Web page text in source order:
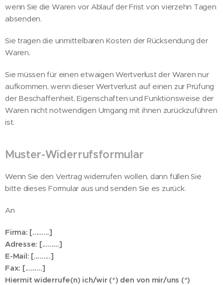
wenn Sie die Waren vor Ablauf der Frist von vierzehn Tagen
absenden.
Sie tragen die unmittelbaren Kosten der Rücksendung der
Waren.
Sie müssen für einen etwaigen Wertverlust der Waren nur
aufkommen, wenn dieser Wertverlust auf einen zur Prüfung
der Beschaffenheit, Eigenschaften und Funktionsweise der
Waren nicht notwendigen Umgang mit ihnen zurückzuführen
ist.
Muster-Widerrufsformular
Wenn Sie den Vertrag widerrufen wollen, dann füllen Sie
bitte dieses Formular aus und senden Sie es zurück.
An
Firma: [.........]
Adresse: [.........]
E-Mail: [.........]
Fax: [.........]
Hiermit widerrufe(n) ich/wir (*) den von mir/uns (*)